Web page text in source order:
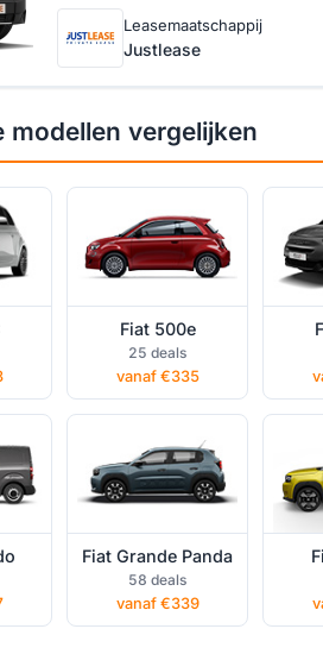
Leasemaatschappij
Justlease
modellen vergelijken
Fiat 500e private
lease
Fiat 500e
25 deals
vanaf €335
Fiat Grande Panda
private lease
Fiat Grande Panda
58 deals
vanaf €339